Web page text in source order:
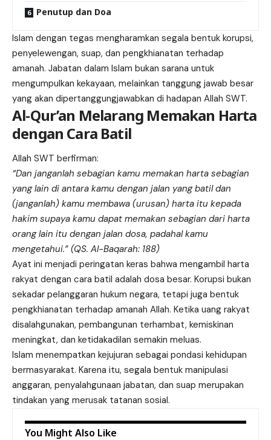
Penutup dan Doa
Islam dengan tegas mengharamkan segala bentuk korupsi,
penyelewengan, suap, dan pengkhianatan terhadap
amanah. Jabatan dalam Islam bukan sarana untuk
mengumpulkan kekayaan, melainkan tanggung jawab besar
yang akan dipertanggungjawabkan di hadapan Allah SWT.
Al-Qur’an Melarang Memakan Harta
dengan Cara Batil
Allah SWT berfirman:
“Dan janganlah sebagian kamu memakan harta sebagian
yang lain di antara kamu dengan jalan yang batil dan
(janganlah) kamu membawa (urusan) harta itu kepada
hakim supaya kamu dapat memakan sebagian dari harta
orang lain itu dengan jalan dosa, padahal kamu
mengetahui.” (QS. Al-Baqarah: 188)
Ayat ini menjadi peringatan keras bahwa mengambil harta
rakyat dengan cara batil adalah dosa besar. Korupsi bukan
sekadar pelanggaran hukum negara, tetapi juga bentuk
pengkhianatan terhadap amanah Allah. Ketika uang rakyat
disalahgunakan, pembangunan terhambat, kemiskinan
meningkat, dan ketidakadilan semakin meluas.
Islam menempatkan kejujuran sebagai pondasi kehidupan
bermasyarakat. Karena itu, segala bentuk manipulasi
anggaran, penyalahgunaan jabatan, dan suap merupakan
tindakan yang merusak tatanan sosial.
You Might Also Like